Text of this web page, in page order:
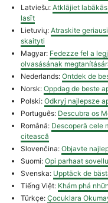
Latviešu: Atklājiet
lasīt
Lietuvių: Atraskite
skaityti
Magyar: Fedezze fel a
olvasásának
Nederlands: Ontdek de
Norsk: Oppdag de beste
Polski: Odkryj najlepsze
Português: Descubra os
Română: Descoperă cele
citească
Slovenčina: Objavte
Suomi: Opi parhaat
Svenska: Upptäck de
Tiếng Việt: Khám phá
Türkçe: Çocuklara